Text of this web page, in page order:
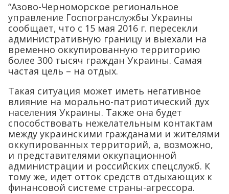
“Азово-Черноморское региональное
управление Госпогранслужбы Украины
сообщает, что с 15 мая 2016 г. пересекли
административную границу и выехали на
временно оккупированную территорию
более 300 тысяч граждан Украины. Самая
частая цель – на отдых.
Такая ситуация может иметь негативное
влияние на морально-патриотический дух
населения Украины. Также она будет
способствовать нежелательным контактам
между украинскими гражданами и жителями
оккупированных территорий, а, возможно,
и представителями оккупационной
администрации и российских спецслужб. К
тому же, идет отток средств отдыхающих к
финансовой системе страны-агрессора.